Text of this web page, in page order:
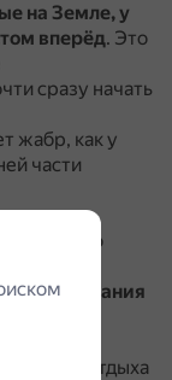
на Земле, у
вперёд. Это
сразу начать
жабр, как у
части
он
с самого
Во время отдыха